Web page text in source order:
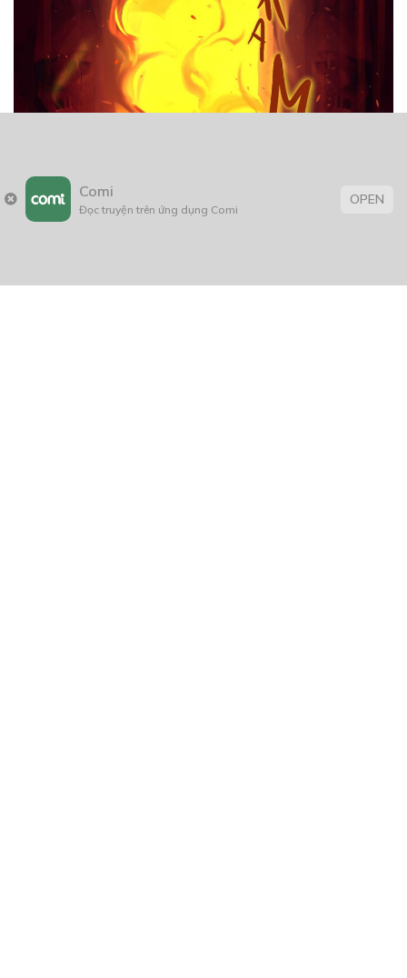
Comi
Đọc truyện trên ứng dụng Comi
OPEN